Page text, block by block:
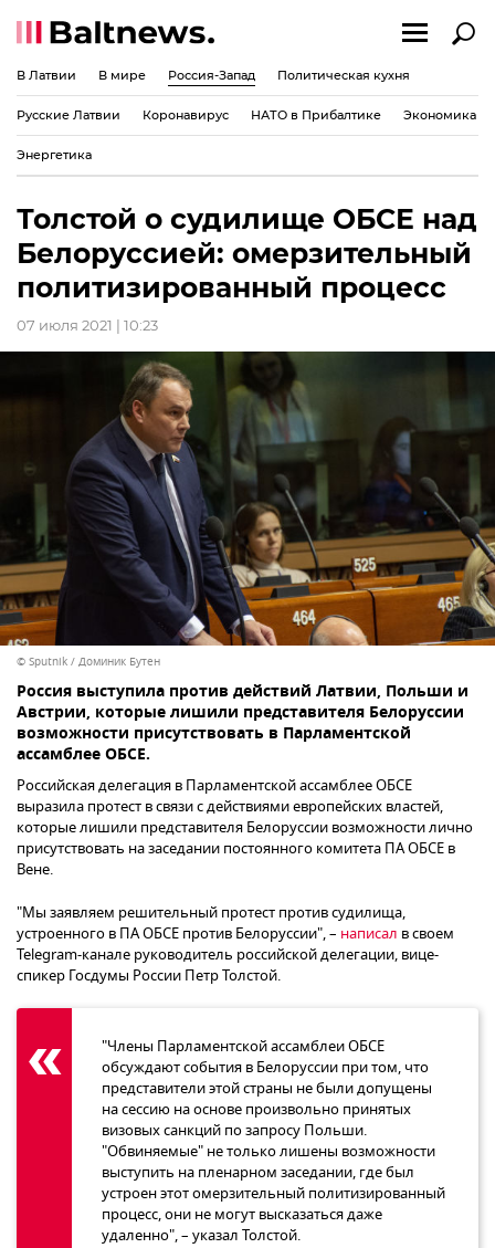
В Латвии В мире Россия-Запад Политическая кухня
Русские Латвии Коронавирус НАТО в Прибалтике Экономика
Энергетика
Толстой о судилище ОБСЕ над
Белоруссией: омерзительный
политизированный процесс
07 июля 2021 | 10:23
© Sputnik / Доминик Бутен
Россия выступила против действий Латвии, Польши и
Австрии, которые лишили представителя Белоруссии
возможности присутствовать в Парламентской
ассамблее ОБСЕ.
Российская делегация в Парламентской ассамблее ОБСЕ
выразила протест в связи с действиями европейских властей,
которые лишили представителя Белоруссии возможности лично
присутствовать на заседании постоянного комитета ПА ОБСЕ в
Вене.
"Мы заявляем решительный протест против судилища,
устроенного в ПА ОБСЕ против Белоруссии", – написал в своем
Telegram-канале руководитель российской делегации, вице-
спикер Госдумы России Петр Толстой.
"Члены Парламентской ассамблеи ОБСЕ
обсуждают события в Белоруссии при том, что
представители этой страны не были допущены
на сессию на основе произвольно принятых
визовых санкций по запросу Польши.
"Обвиняемые" не только лишены возможности
выступить на пленарном заседании, где был
устроен этот омерзительный политизированный
процесс, они не могут высказаться даже
удаленно", – указал Толстой.